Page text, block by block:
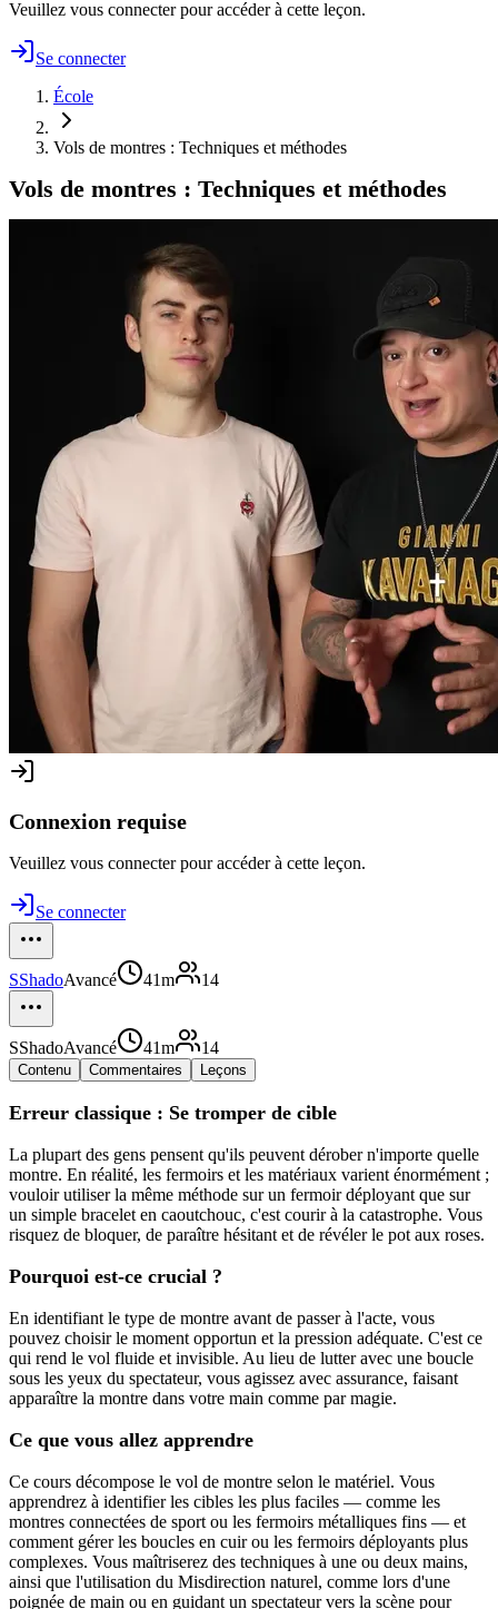
Veuillez vous connecter pour accéder à cette leçon.
Se connecter
École
Vols de montres : Techniques et méthodes
Vols de montres : Techniques et méthodes
Connexion requise
Veuillez vous connecter pour accéder à cette leçon.
Se connecter
SShadoAvancé 41m 14
SShadoAvancé 41m 14
Contenu Commentaires Leçons
Erreur classique : Se tromper de cible
La plupart des gens pensent qu'ils peuvent dérober n'importe quelle
montre. En réalité, les fermoirs et les matériaux varient énormément ;
vouloir utiliser la même méthode sur un fermoir déployant que sur
un simple bracelet en caoutchouc, c'est courir à la catastrophe. Vous
risquez de bloquer, de paraître hésitant et de révéler le pot aux roses.
Pourquoi est-ce crucial ?
En identifiant le type de montre avant de passer à l'acte, vous
pouvez choisir le moment opportun et la pression adéquate. C'est ce
qui rend le vol fluide et invisible. Au lieu de lutter avec une boucle
sous les yeux du spectateur, vous agissez avec assurance, faisant
apparaître la montre dans votre main comme par magie.
Ce que vous allez apprendre
Ce cours décompose le vol de montre selon le matériel. Vous
apprendrez à identifier les cibles les plus faciles — comme les
montres connectées de sport ou les fermoirs métalliques fins — et
comment gérer les boucles en cuir ou les fermoirs déployants plus
complexes. Vous maîtriserez des techniques à une ou deux mains,
ainsi que l'utilisation du Misdirection naturel, comme lors d'une
poignée de main ou en guidant un spectateur vers la scène pour